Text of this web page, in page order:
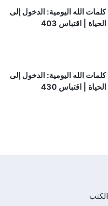
كلمات الله اليومية: الدخول إلى
الحياة | اقتباس 403
كلمات الله اليومية: الدخول إلى
الحياة | اقتباس 430
الكتب